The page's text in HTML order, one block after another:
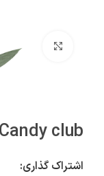
Candy club
اشتراک گذاری: